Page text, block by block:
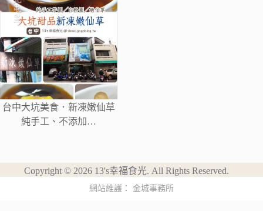
台中大坑美食．新凍嫩仙草
純手工、不添加…
Copyright © 2026 13's幸福食光. All Rights Reserved.
網站維護： 金城事務所